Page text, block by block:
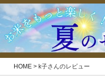
HOME k子さんのレビュー